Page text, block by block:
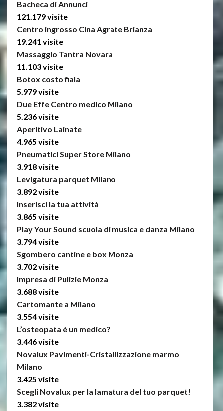
Bacheca di Annunci
121.179 visite
Centro ingrosso Cina Agrate Brianza
19.241 visite
Massaggio Tantra Novara
11.103 visite
Botox costo fiala
5.979 visite
Due Effe Centro medico Milano
5.236 visite
Aperitivo Lainate
4.965 visite
Pneumatici Super Store Milano
3.918 visite
Levigatura parquet Milano
3.892 visite
Inserisci la tua attività
3.865 visite
Play Your Sound scuola di musica e danza Milano
3.794 visite
Sgombero cantine e box Monza
3.702 visite
Impresa di Pulizie Monza
3.688 visite
Cartomante a Milano
3.554 visite
L’osteopata è un medico?
3.446 visite
Novalux Pavimenti-Cristallizzazione marmo
Milano
3.425 visite
Scegli Novalux per la lamatura del tuo parquet!
3.382 visite